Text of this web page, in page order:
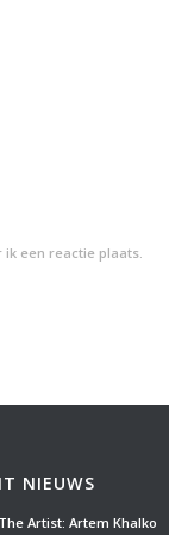
een reactie plaats.
NIEUWS
The Artist: Artem Khalko